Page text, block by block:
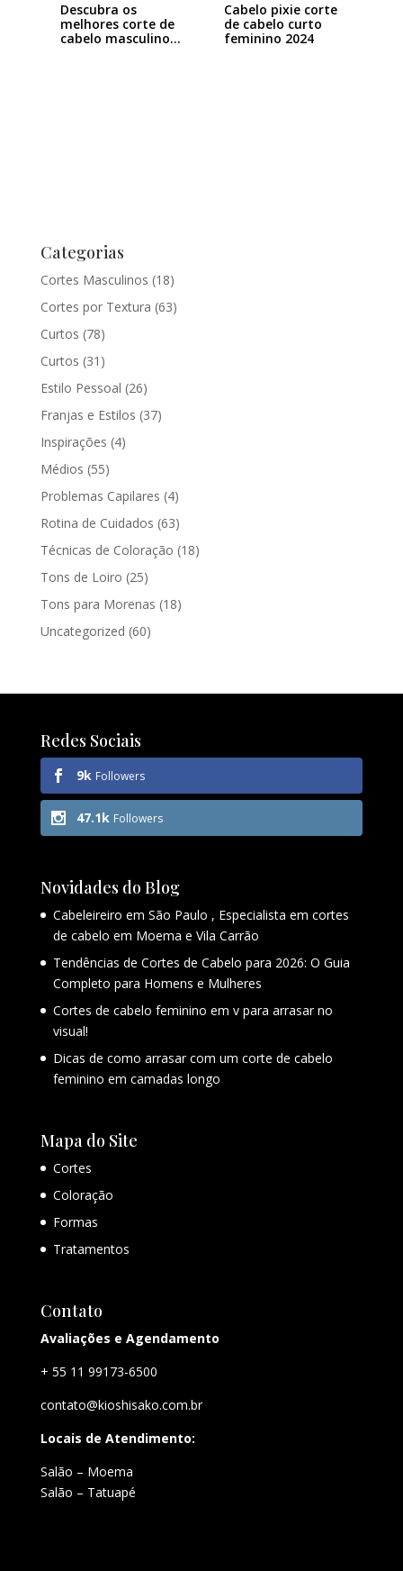
Descubra os
melhores corte de
cabelo masculino…
Cabelo pixie corte
de cabelo curto
feminino 2024
Categorias
Cortes Masculinos (18)
Cortes por Textura (63)
Curtos (78)
Curtos (31)
Estilo Pessoal (26)
Franjas e Estilos (37)
Inspirações (4)
Médios (55)
Problemas Capilares (4)
Rotina de Cuidados (63)
Técnicas de Coloração (18)
Tons de Loiro (25)
Tons para Morenas (18)
Uncategorized (60)
Redes Sociais
9k Followers
47.1k Followers
Novidades do Blog
Cabeleireiro em São Paulo , Especialista em cortes
de cabelo em Moema e Vila Carrão
Tendências de Cortes de Cabelo para 2026: O Guia
Completo para Homens e Mulheres
Cortes de cabelo feminino em v para arrasar no
visual!
Dicas de como arrasar com um corte de cabelo
feminino em camadas longo
Mapa do Site
Cortes
Coloração
Formas
Tratamentos
Contato
Avaliações e Agendamento
+ 55 11 99173-6500
contato@kioshisako.com.br
Locais de Atendimento:
Salão – Moema
Salão – Tatuapé